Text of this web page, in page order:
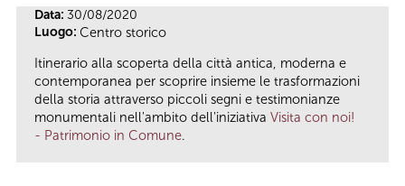
Data: 30/08/2020
Luogo: Centro storico
Itinerario alla scoperta della città antica, moderna e
contemporanea per scoprire insieme le trasformazioni
della storia attraverso piccoli segni e testimonianze
monumentali nell'ambito dell'iniziativa Visita con noi!
- Patrimonio in Comune.